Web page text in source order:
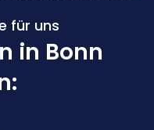
für uns
in Bonn